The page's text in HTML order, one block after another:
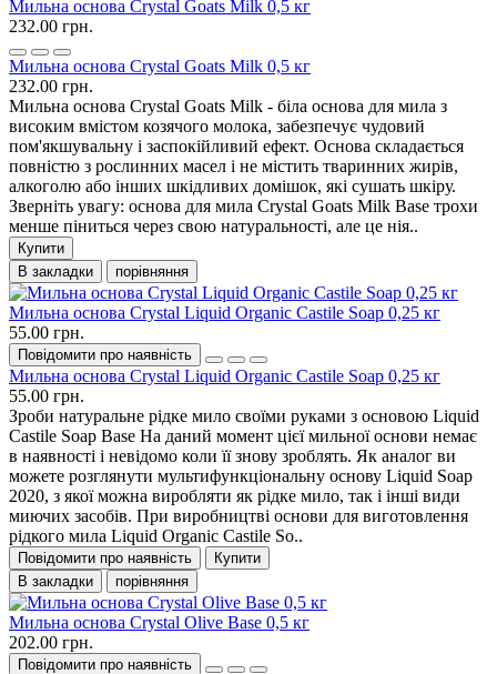
Мильна основа Crystal Goats Milk 0,5 кг
232.00 грн.
Мильна основа Crystal Goats Milk 0,5 кг
232.00 грн.
Мильна основа Crystal Goats Milk - біла основа для мила з
високим вмістом козячого молока, забезпечує чудовий
пом'якшувальну і заспокійливий ефект. Основа складається
повністю з рослинних масел і не містить тваринних жирів,
алкоголю або інших шкідливих домішок, які сушать шкіру.
Зверніть увагу: основа для мила Crystal Goats Milk Base трохи
менше піниться через свою натуральності, але це нія..
Купити
В закладки
порівняння
Мильна основа Crystal Liquid Organic Castile Soap 0,25 кг
55.00 грн.
Повідомити про наявність
Мильна основа Crystal Liquid Organic Castile Soap 0,25 кг
55.00 грн.
Зроби натуральне рідке мило своїми руками з основою Liquid
Castile Soap Base На даний момент цієї мильної основи немає
в наявності і невідомо коли її знову зроблять. Як аналог ви
можете розглянути мультифункціональну основу Liquid Soap
2020, з якої можна виробляти як рідке мило, так і інші види
миючих засобів. При виробництві основи для виготовлення
рідкого мила Liquid Organic Castile So..
Повідомити про наявність
Купити
В закладки
порівняння
Мильна основа Crystal Olive Base 0,5 кг
202.00 грн.
Повідомити про наявність